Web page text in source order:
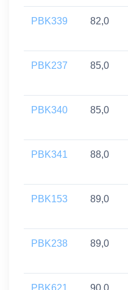
PBK339 82,0
PBK237 85,0
PBK340 85,0
PBK341 88,0
PBK153 89,0
PBK238 89,0